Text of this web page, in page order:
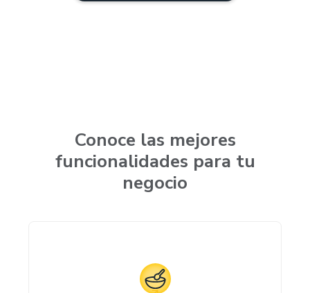
Conoce las mejores
funcionalidades para tu
negocio